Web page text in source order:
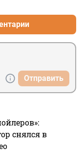
Отправить
снялся в